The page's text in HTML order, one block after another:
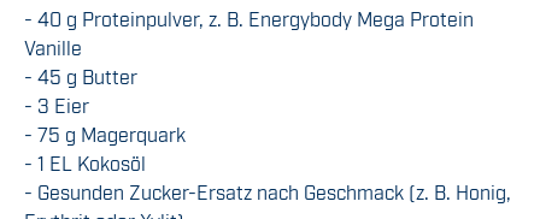
- 40 g Proteinpulver, z. B. Energybody Mega Protein
Vanille
- 45 g Butter
- 3 Eier
- 75 g Magerquark
- 1 EL Kokosöl
- Gesunden Zucker-Ersatz nach Geschmack (z. B. Honig,